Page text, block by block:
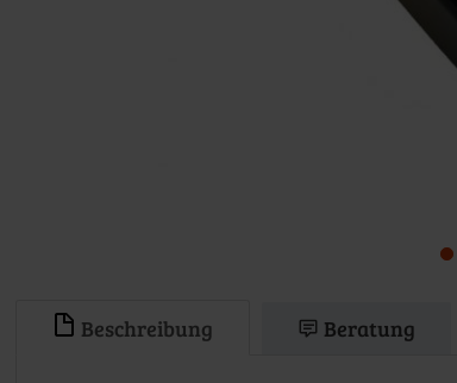
Beschreibung Beratung